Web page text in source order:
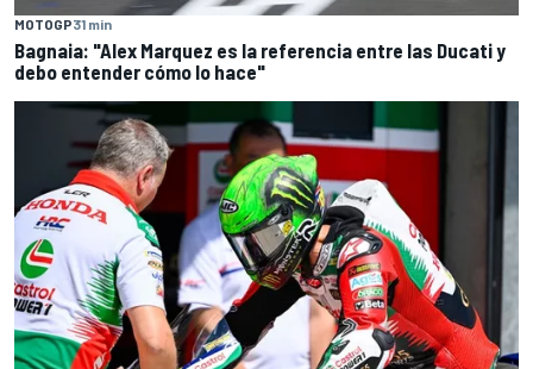
MOTOGP31 min
Bagnaia: "Alex Marquez es la referencia entre las Ducati y
debo entender cómo lo hace"